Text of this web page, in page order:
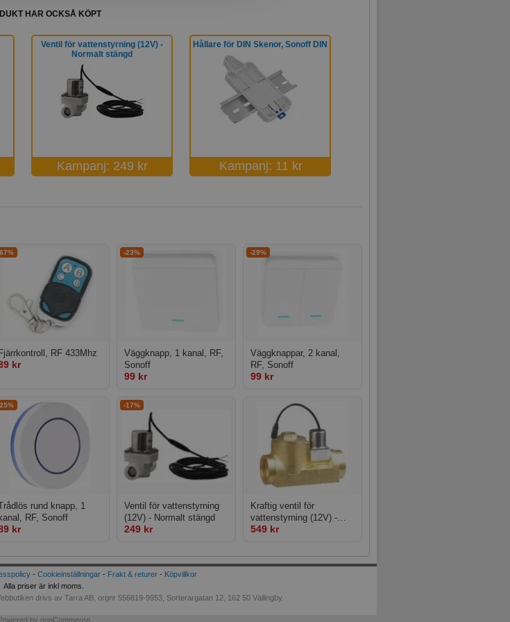
HAR OCKSÅ KÖPT
Ventil för vattenstyrning (12V) -
Normalt stängd
Kampanj: 249 kr
Hållare för DIN Skenor, Sonoff DIN
Kampanj: 11 kr
Fjärrkontroll, RF 433Mhz
kr
-23%
Väggknapp, 1 kanal, RF,
Sonoff
99 kr
-29%
Väggknappar, 2 kanal,
RF, Sonoff
99 kr
rund knapp, 1
kanal, RF, Sonoff
kr
-17%
Ventil för vattenstyrning
(12V) - Normalt stängd
249 kr
Kraftig ventil för
vattenstyrning (12V) -
Normalt stängd
549 kr
- Cookieinställningar- Frakt & returer- Köpvillkor
Alla priser är inkl moms.
drivs av Tarra AB, orgnr 556819-9953, Sorterargatan 12, 162 50 Vällingby.
by nopCommerce